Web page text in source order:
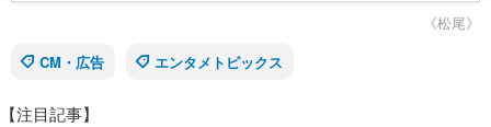
《松尾》
CM・広告
エンタメトピックス
【注目記事】